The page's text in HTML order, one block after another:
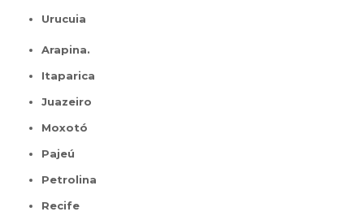
Urucuia
Arapina.
Itaparica
Juazeiro
Moxotó
Pajeú
Petrolina
Recife